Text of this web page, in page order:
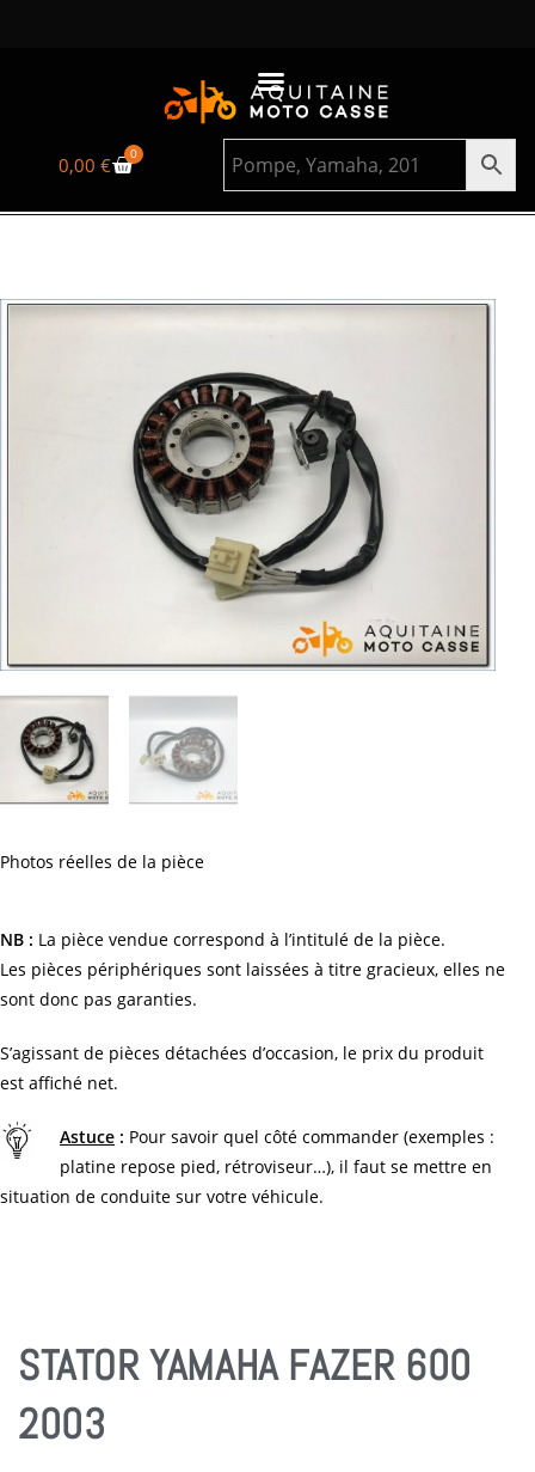
0,00€ 0
Photos réelles de la pièce
NB : La pièce vendue correspond à l’intitulé de la pièce.
Les pièces périphériques sont laissées à titre gracieux, elles ne
sont donc pas garanties.
S’agissant de pièces détachées d’occasion, le prix du produit
est affiché net.
Astuce : Pour savoir quel côté commander (exemples :
platine repose pied, rétroviseur…), il faut se mettre en
situation de conduite sur votre véhicule.
STATOR YAMAHA FAZER 600
2003